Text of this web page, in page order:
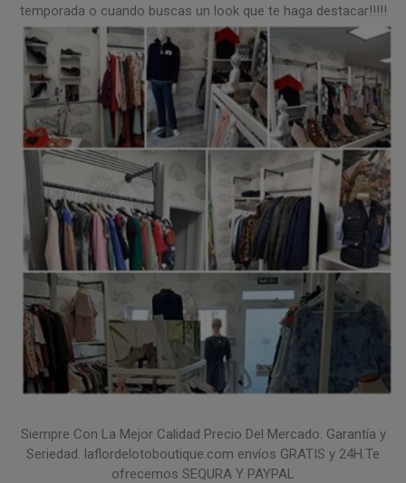
temporada o cuando buscas un look que te haga destacar!!!!!
Siempre Con La Mejor Calidad Precio Del Mercado. Garantía y
Seriedad. laflordelotoboutique.com envíos GRATIS y 24H.Te
ofrecemos SEQURA Y PAYPAL